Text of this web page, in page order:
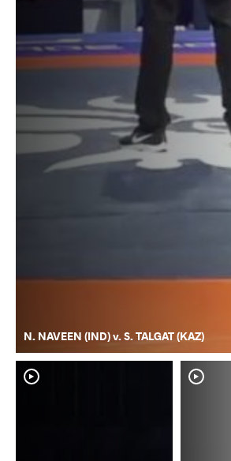
N. NAVEEN (IND) v. S. TALGAT (KAZ)